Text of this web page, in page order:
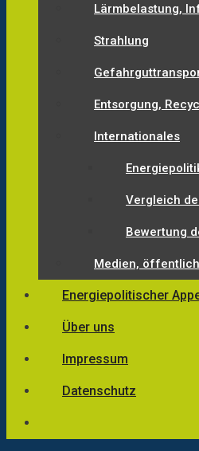
Lärmbelastung,
Strahlung
Entsorgung,
Internationales
Vergleich
Bewertung
Medien,
Energiepolitischer
Über uns
Impressum
Datenschutz